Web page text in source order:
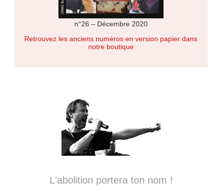
n°26 – Décembre 2020
Retrouvez les anciens numéros en version papier dans
notre boutique
L'abolition portera ton nom !